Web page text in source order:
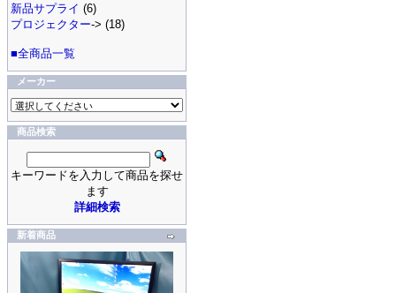
新品サプライ (6)
プロジェクター-> (18)
■全商品一覧
メーカー
商品検索
キーワードを入力して商品を探せ
ます
詳細検索
新着商品